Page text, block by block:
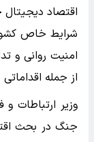
اقتصاد
شرایط خاص
امنیت روانی و
از جمله
وزیر ارتباطات و